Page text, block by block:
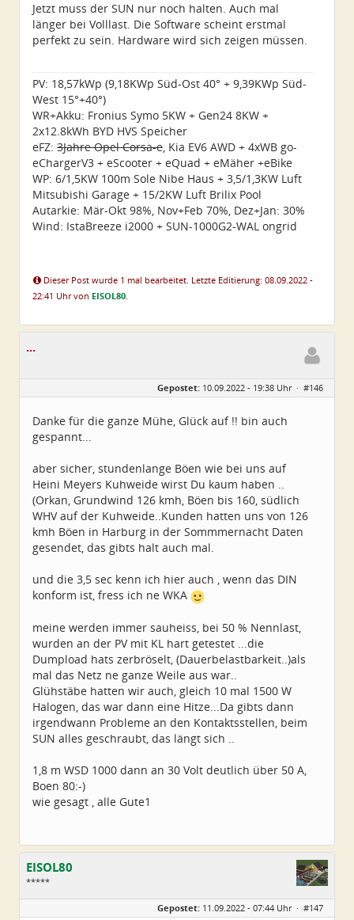
Jetzt muss der SUN nur noch halten. Auch mal
länger bei Volllast. Die Software scheint erstmal
perfekt zu sein. Hardware wird sich zeigen müssen.
PV: 18,57kWp (9,18KWp Süd-Ost 40° + 9,39KWp Süd-
West 15°+40°)
WR+Akku: Fronius Symo 5KW + Gen24 8KW +
2x12.8kWh BYD HVS Speicher
eFZ: 3Jahre Opel Corsa-e, Kia EV6 AWD + 4xWB go-
eChargerV3 + eScooter + eQuad + eMäher +eBike
WP: 6/1,5KW 100m Sole Nibe Haus + 3,5/1,3KW Luft
Mitsubishi Garage + 15/2KW Luft Brilix Pool
Autarkie: Mär-Okt 98%, Nov+Feb 70%, Dez+Jan: 30%
Wind: IstaBreeze i2000 + SUN-1000G2-WAL ongrid
Dieser Post wurde 1 mal bearbeitet. Letzte Editierung: 08.09.2022 -
22:41 Uhr von EISOL80.
...
Gepostet: 10.09.2022 - 19:38 Uhr · #146
Danke für die ganze Mühe, Glück auf !! bin auch
gespannt...
aber sicher, stundenlange Böen wie bei uns auf
Heini Meyers Kuhweide wirst Du kaum haben ..
(Orkan, Grundwind 126 kmh, Böen bis 160, südlich
WHV auf der Kuhweide..Kunden hatten uns von 126
kmh Böen in Harburg in der Sommmernacht Daten
gesendet, das gibts halt auch mal.
und die 3,5 sec kenn ich hier auch , wenn das DIN
konform ist, fress ich ne WKA
meine werden immer sauheiss, bei 50 % Nennlast,
wurden an der PV mit KL hart getestet ...die
Dumpload hats zerbröselt, (Dauerbelastbarkeit..)als
mal das Netz ne ganze Weile aus war..
Glühstäbe hatten wir auch, gleich 10 mal 1500 W
Halogen, das war dann eine Hitze...Da gibts dann
irgendwann Probleme an den Kontaktsstellen, beim
SUN alles geschraubt, das längt sich ..
1,8 m WSD 1000 dann an 30 Volt deutlich über 50 A,
Boen 80:-)
wie gesagt , alle Gute1
EISOL80
*****
Geschlecht:
Gepostet: 11.09.2022 - 07:44 Uhr · #147